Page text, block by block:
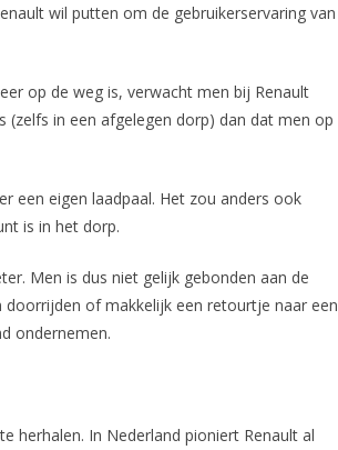
wil putten om de gebruikerservaring van
op de weg is, verwacht men bij Renault
in een afgelegen dorp) dan dat men op
een eigen laadpaal. Het zou anders ook
is in het dorp.
Men is dus niet gelijk gebonden aan de
doorrijden of makkelijk een retourtje naar een
ondernemen.
herhalen. In Nederland pioniert Renault al